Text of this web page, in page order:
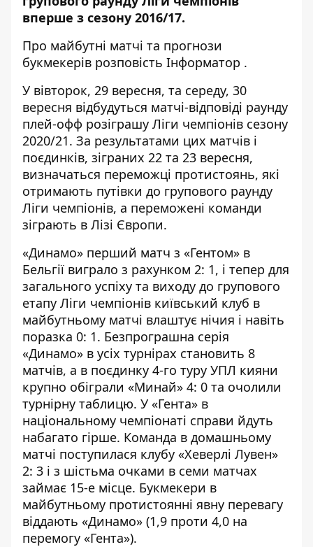
вперше з сезону 2016/17.
Про майбутні матчі та прогнози
букмекерів розповість Інформатор .
У вівторок, 29 вересня, та середу, 30
вересня відбудуться матчі-відповіді раунду
плей-офф розіграшу Ліги чемпіонів сезону
2020/21. За результатами цих матчів і
поєдинків, зіграних 22 та 23 вересня,
визначаться переможці протистоянь, які
отримають путівки до групового раунду
Ліги чемпіонів, а переможені команди
зіграють в Лізі Європи.
«Динамо» перший матч з «Гентом» в
Бельгії виграло з рахунком 2: 1, і тепер для
загального успіху та виходу до групового
етапу Ліги чемпіонів київський клуб в
майбутньому матчі влаштує нічия і навіть
поразка 0: 1. Безпрограшна серія
«Динамо» в усіх турнірах становить 8
матчів, а в поєдинку 4-го туру УПЛ кияни
крупно обіграли «Минай» 4: 0 та очолили
турнірну таблицю. У «Гента» в
національному чемпіонаті справи йдуть
набагато гірше. Команда в домашньому
матчі поступилася клубу «Хеверлі Лувен»
2: 3 і з шістьма очками в семи матчах
займає 15-е місце. Букмекери в
майбутньому протистоянні явну перевагу
віддають «Динамо» (1,9 проти 4,0 на
перемогу «Гента»).